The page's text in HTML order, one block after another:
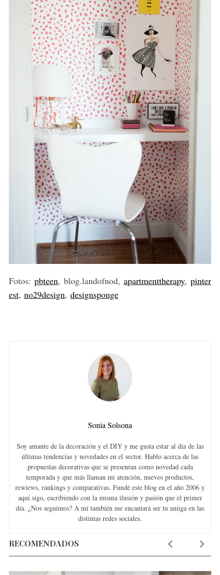
Fotos: pbteen, blog.landofnod,apartmenttherapy,pinter
est, no29design, designsponge
Sonia Solsona
Soy amante de la decoración y el DIY y me gusta estar al día de las
últimas tendencias y novedades en el sector. Hablo acerca de las
propuestas decorativas que se presentan como novedad cada
temporada y que más llaman mi atención, nuevos productos,
rewiews, rankings y comparativas. Fundé este blog en el año 2006 y
aquí sigo, escribiendo con la misma ilusión y pasión que el primer
día. ¿Nos seguimos? A mí también me encantará ser tu amiga en las
distintas redes sociales.
RECOMENDADOS
S
e
a
r
c
f
: